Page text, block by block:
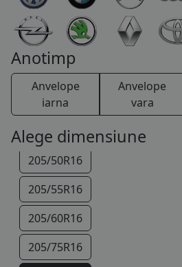
IOn
P 4 Partner RCZ
TRAVELLER
Anotimp
Anvelope
iarna
Anvelope
vara
Alege dimensiune
195/50R16
195/55R16
195/60R16
195/75R16
205/45R16
205/50R16
205/55R16
205/60R16
205/75R16